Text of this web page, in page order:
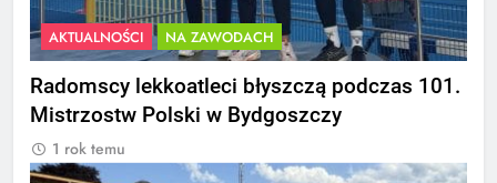
AKTUALNOŚCI NA ZAWODACH
Radomscy lekkoatleci błyszczą podczas 101.
Mistrzostw Polski w Bydgoszczy
1 rok temu